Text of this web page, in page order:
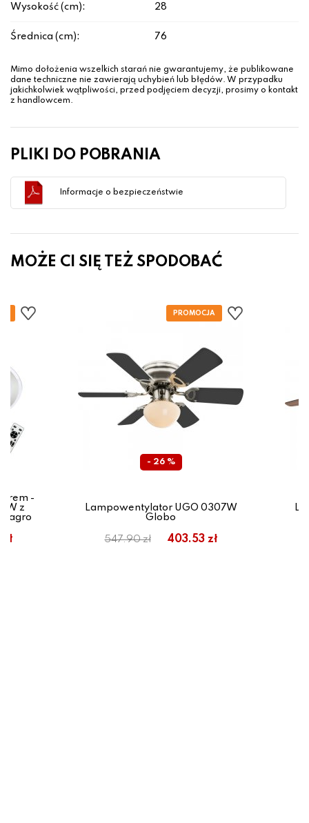
Wysokość (cm): 28
Średnica (cm): 76
Mimo dołożenia wszelkich starań nie gwarantujemy, że publikowane
dane techniczne nie zawierają uchybień lub błędów. W przypadku
jakichkolwiek wątpliwości, przed podjęciem decyzji, prosimy o kontakt
z handlowcem.
PLIKI DO POBRANIA
Informacje o bezpieczeństwie
MOŻE CI SIĘ TEŻ SPODOBAĆ
-
z
- 26 %
Lampowentylator UGO 0307W
Globo
547.90 zł 403.53 zł